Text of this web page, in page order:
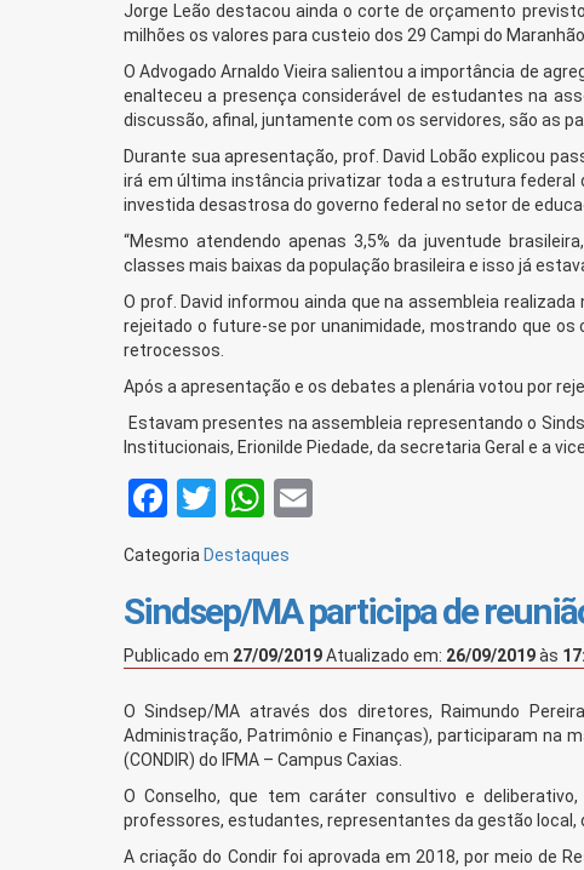
Jorge Leão destacou ainda o corte de orçamento
milhões os valores para custeio dos 29 Campi do Maranhão.
O Advogado Arnaldo Vieira salientou a importância de
enalteceu a presença considerável de estudantes na
discussão, afinal, juntamente com os servidores, são as
Durante sua apresentação, prof. David Lobão explicou
irá em última instância privatizar toda a estrutura federal
investida desastrosa do governo federal no setor de
“Mesmo atendendo apenas 3,5% da juventude
classes mais baixas da população brasileira e isso já
O prof. David informou ainda que na assembleia
rejeitado o future-se por unanimidade, mostrando que
retrocessos.
Após a apresentação e os debates a plenária votou por
Estavam presentes na assembleia representando o
Institucionais, Erionilde Piedade, da secretaria Geral e a
Facebook
TwitterWhatsApp
Categoria Destaques
Sindsep/MA participa de
Publicado em 27/09/2019Atualizado em: 26/09/2019às
O Sindsep/MA através dos diretores, Raimundo
Administração, Patrimônio e Finanças), participaram na
(CONDIR) do IFMA – Campus Caxias.
O Conselho, que tem caráter consultivo e
professores, estudantes, representantes da gestão local,
A criação do Condir foi aprovada em 2018, por meio de